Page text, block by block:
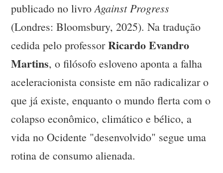
publicado no livroAgainst Progress
(Londres: Bloomsbury, 2025). Na tradução
cedida pelo professorRicardo Evandro
Martins, o filósofo esloveno aponta a falha
aceleracionista consiste em não radicalizar o
que já existe, enquanto o mundo flerta com o
colapso econômico, climático e bélico, a
vida no Ocidente "desenvolvido" segue uma
rotina de consumo alienada.